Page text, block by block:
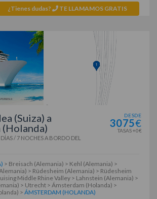
¿Tienes dudas? TE LLAMAMOS GRATIS
(Suiza) a
DÍAS / 7 NOCHESA BORDO DEL
DESDE
3075€
TASAS +0€
> Breisach (Alemania) > Kehl (Alemania) >
> Rüdesheim (Alemania) > Rüdesheim
Middle Rhine Valley > Lahnstein (Alemania) >
> Utrecht > Ámsterdam (Holanda) >
> ÁMSTERDAM (HOLANDA)